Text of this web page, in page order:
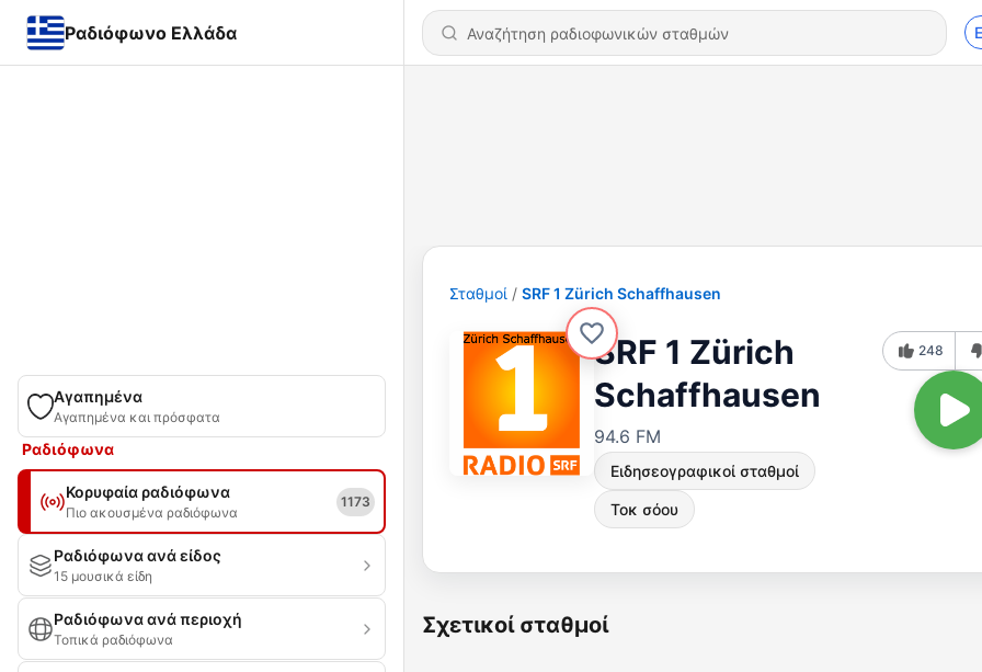
Ραδιόφωνο Ελλάδα
Αγαπημένα
Αγαπημένα και πρόσφατα
Ραδιόφωνα
Κορυφαία ραδιόφωνα
Πιο ακουσμένα ραδιόφωνα
1173
Ραδιόφωνα ανά είδος
15 μουσικά είδη
Ραδιόφωνα ανά περιοχή
Τοπικά ραδιόφωνα
Σταθμοί SRF 1 Zürich Schaffhausen
SRF 1 Zürich
Schaffhausen
94.6 FM
Ειδησεογραφικοί σταθμοί
Τοκ σόου
248
Σχετικοί σταθμοί